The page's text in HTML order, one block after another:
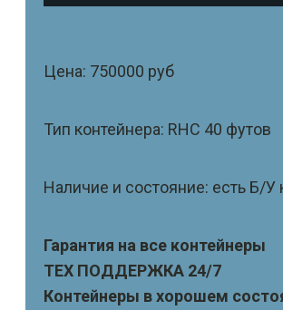
Цена: 750000 руб
Тип контейнера: RHC 40 футов
Наличие и состояние: есть Б/У
Гарантия на все контейнеры
ТЕХ ПОДДЕРЖКА 24/7
Контейнеры в хорошем